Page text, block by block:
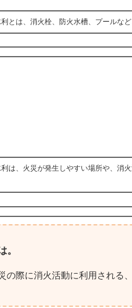
とは、消火栓、防火水槽、プールな
は、火災が発生しやすい場所や、消
。
の際に消火活動に利用される